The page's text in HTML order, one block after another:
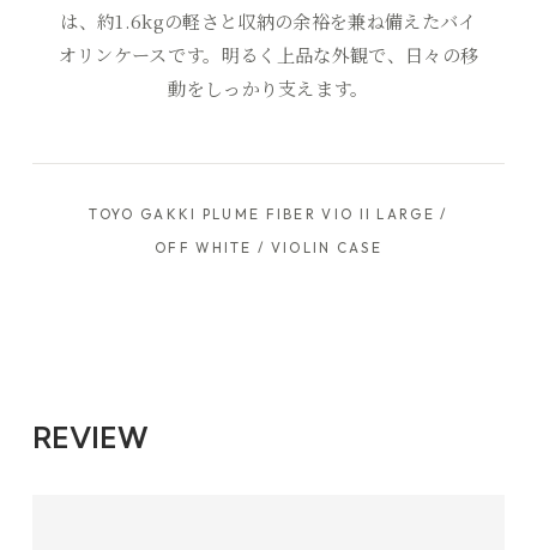
は、約1.6kgの軽さと収納の余裕を兼ね備えたバイ
オリンケースです。明るく上品な外観で、日々の移
動をしっかり支えます。
TOYO GAKKI PLUME FIBER VIO II LARGE /
OFF WHITE / VIOLIN CASE
REVIEW